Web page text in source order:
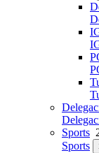
Sports
Sports